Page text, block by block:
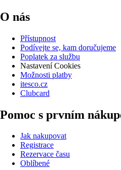
O nás
Přístupnost
Podívejte se, kam doručujeme
Poplatek za službu
Nastavení Cookies
Možnosti platby
itesco.cz
Clubcard
Pomoc s prvním
Jak nakupovat
Registrace
Rezervace času
Oblíbené